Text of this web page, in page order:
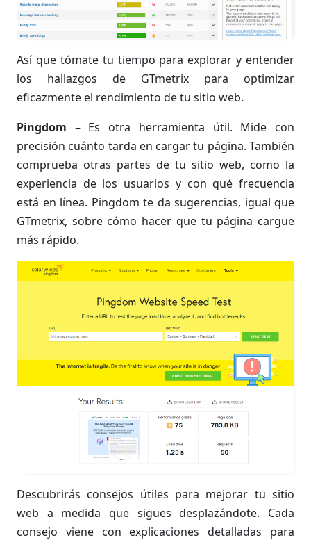
Así que tómate tu tiempo para explorar y entender
los hallazgos de GTmetrix para optimizar
eficazmente el rendimiento de tu sitio web.
Pingdom – Es otra herramienta útil. Mide con
precisión cuánto tarda en cargar tu página. También
comprueba otras partes de tu sitio web, como la
experiencia de los usuarios y con qué frecuencia
está en línea. Pingdom te da sugerencias, igual que
GTmetrix, sobre cómo hacer que tu página cargue
más rápido.
Descubrirás consejos útiles para mejorar tu sitio
web a medida que sigues desplazándote. Cada
consejo viene con explicaciones detalladas para